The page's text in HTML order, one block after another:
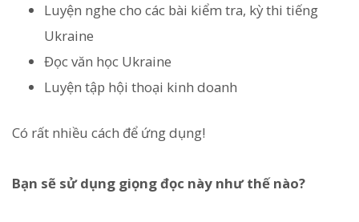
Luyện nghe cho các bài kiểm tra, kỳ thi tiếng
Ukraine
Đọc văn học Ukraine
Luyện tập hội thoại kinh doanh
Có rất nhiều cách để ứng dụng!
Bạn sẽ sử dụng giọng đọc này như thế nào?